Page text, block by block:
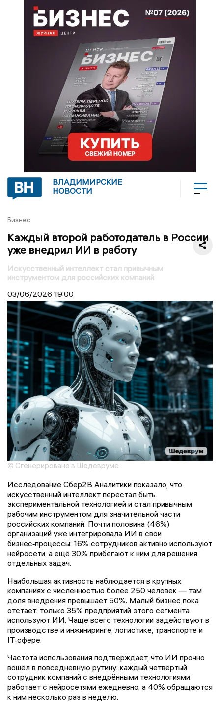
ВЛАДИМИРСКИЕ
НОВОСТИ
Бизнес
Каждый второй работодатель в России
уже внедрил ИИ в работу
Искусственный интеллект стал привычным
инструментом для российских компаний
03/06/2026 19:00
© Сгенерировано в Шедевруме
Исследование Сбер2В Аналитики показало, что
искусственный интеллект перестал быть
экспериментальной технологией и стал привычным
рабочим инструментом для значительной части
российских компаний. Почти половина (46%)
организаций уже интегрировала ИИ в свои
бизнес‑процессы: 16% сотрудников активно используют
нейросети, а ещё 30% прибегают к ним для решения
отдельных задач.
Наибольшая активность наблюдается в крупных
компаниях с численностью более 250 человек — там
доля внедрения превышает 50%. Малый бизнес пока
отстаёт: только 35% предприятий этого сегмента
используют ИИ. Чаще всего технологии задействуют в
производстве и инжиниринге, логистике, транспорте и
IT‑сфере.
Частота использования подтверждает, что ИИ прочно
вошёл в повседневную рутину: каждый четвёртый
сотрудник компаний с внедрёнными технологиями
работает с нейросетями ежедневно, а 40% обращаются
к ним несколько раз в неделю.